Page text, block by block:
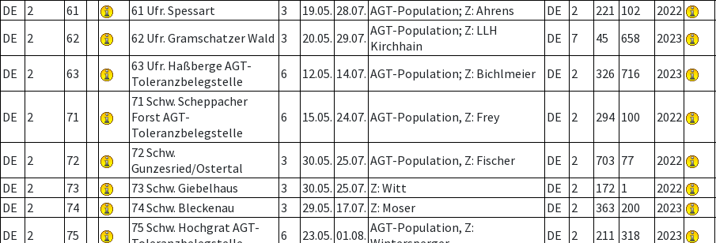
DE
2 61 61 Ufr. Spessart 3 19.05. 28.07. AGT-Population; Z: Ahrens DE 2 221 102 2022
DE
2 62 62 Ufr. Gramschatzer Wald 3 20.05. 29.07. AGT-Population; Z: LLH
Kirchhain
DE 7 45 658 2023
DE 2 63
63 Ufr. Haßberge AGT-
Toleranzbelegstelle
6 12.05. 14.07. AGT-Population; Z: Bichlmeier DE 2 326 716 2023
DE 2 71
71 Schw. Scheppacher
Forst AGT-
Toleranzbelegstelle
6 15.05. 24.07. AGT-Population, Z: Frey DE 2 294 100 2022
DE 2 72
72 Schw.
Gunzesried/Ostertal
3 30.05. 25.07. AGT-Population, Z: Fischer DE 2 703 77 2022
DE
2 73 73 Schw. Giebelhaus 3 30.05. 25.07. Z: Witt DE 2 172 1 2022
DE
2 74 74 Schw. Bleckenau 3 29.05. 17.07. Z: Moser DE 2 363 200 2023
DE
2 75
75 Schw. Hochgrat AGT-
6 23.05. 01.08. AGT-Population, Z:
DE 2 211 318 2023